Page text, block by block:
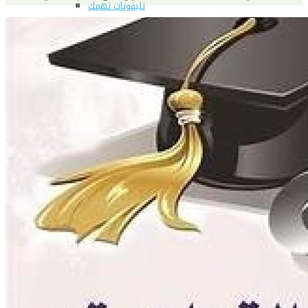
تليفونات تهمك
الجوائز والمراكز خلال العام الجامعى 2019-2020
الأنشطة الطلابية
2017-2018
2019-2020
ملتقى الخريجين
خريجى الكلية
المستندات المطلوبة لاستخراج شهادات التخرج
الحياة الأكاديمية
الأقسام العلمية
الإجتماع الريفي والإرشاد الزراعي
الأراضى
أمراض النبات